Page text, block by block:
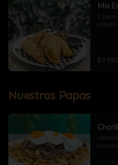
Mix
2
chipotle
$9.990
Nuestras Papas
huevos